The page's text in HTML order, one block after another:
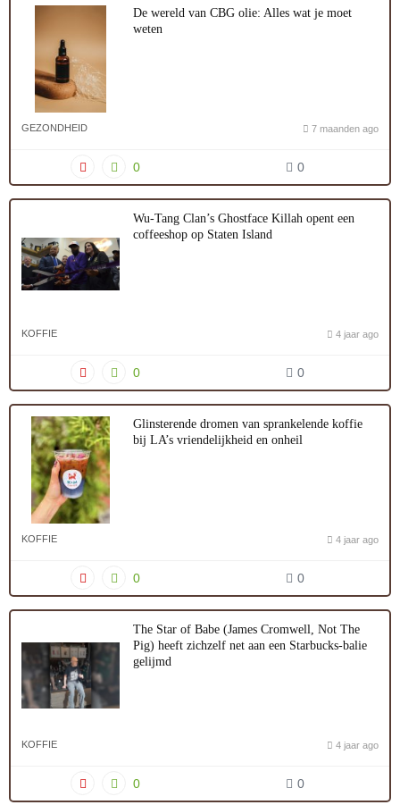
De wereld van CBG olie: Alles wat je moet
weten
GEZONDHEID 7 maanden ago
0 0
Wu-Tang Clan’s Ghostface Killah opent een
coffeeshop op Staten Island
KOFFIE 4 jaar ago
0 0
Glinsterende dromen van sprankelende koffie
bij LA’s vriendelijkheid en onheil
KOFFIE 4 jaar ago
0 0
The Star of Babe (James Cromwell, Not The
Pig) heeft zichzelf net aan een Starbucks-balie
gelijmd
KOFFIE 4 jaar ago
0 0